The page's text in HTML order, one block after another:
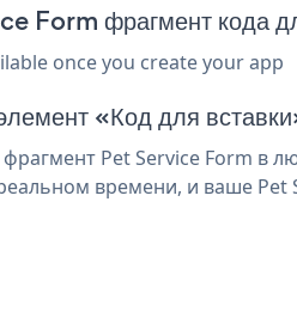
Form фрагмент кода
once you create your app
«Код для
Pet Service Form в
времени, и ваше Pet